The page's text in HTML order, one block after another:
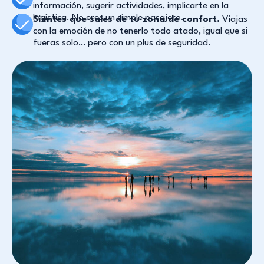
información, sugerir actividades, implicarte en la
logística. No eres un simple pasajero.
Sientes que sales de tu zona de confort. Viajas
con la emoción de no tenerlo todo atado, igual que si
fueras solo… pero con un plus de seguridad.